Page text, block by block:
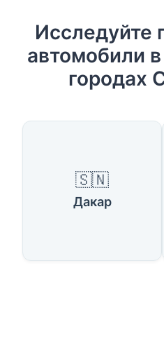
Исследуйте
автомобили
городах
🇸🇳
Дакар